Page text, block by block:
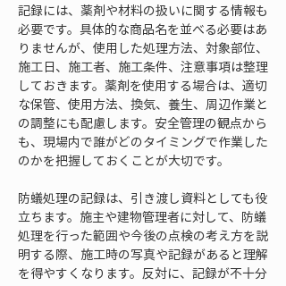
記録には、薬剤や材料の扱いに関する情報も
必要です。具体的な商品名を並べる必要はあ
りませんが、使用した処理方法、対象部位、
施工日、施工者、施工条件、注意事項は整理
しておきます。薬剤を使用する場合は、適切
な保管、使用方法、換気、養生、周辺作業と
の調整にも配慮します。安全管理の観点から
も、現場内で誰がどのタイミングで作業した
のかを把握しておくことが大切です。
防蟻処理の記録は、引き渡し資料としても役
立ちます。施主や建物管理者に対して、防蟻
処理を行った範囲や今後の点検の考え方を説
明する際、施工時の写真や記録があると理解
を得やすくなります。反対に、記録が不十分